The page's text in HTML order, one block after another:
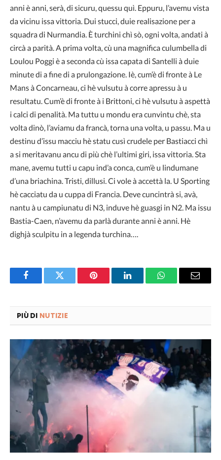
anni è anni, serà, di sicuru, quessu quì. Eppuru, l’avemu vista
da vicinu issa vittoria. Dui stucci, duie realisazione per a
squadra di Nurmandia. È turchini chì sò, ogni volta, andati à
circà a parità. A prima volta, cù una magnifica culumbella di
Loulou Poggi è a seconda cù issa capata di Santelli à duie
minute di a fine di a prulongazione. Iè, cum’è di fronte à Le
Mans à Concarneau, ci hè vulsutu à corre apressu à u
resultatu. Cum’è di fronte à i Brittoni, ci hè vulsutu à aspettà
i calci di penalità. Ma tuttu u mondu era cunvintu chè, sta
volta dinò, l’aviamu da francà, torna una volta, u passu. Ma u
destinu d’issu macciu hè statu cusì crudele per Bastiacci chì
a si meritavanu ancu di più chè l’ultimi giri, issa vittoria. Sta
mane, avemu tutti u capu ind’a conca, cum’è u lindumane
d’una briachina. Tristi, dillusi. Ci vole à accettà la. U Sporting
hè cacciatu da u cuppa di Francia. Deve cuncintrà si, avà,
nantu à u campiunatu di N3, induve hè guasgi in N2. Ma issu
Bastia-Caen, n’avemu da parlà durante anni è anni. Hè
dighjà sculpitu in a legenda turchina….
FacebookTwitter Pinterest LinkedInWhatsAppEmail
PIÙ DI NUTIZIE